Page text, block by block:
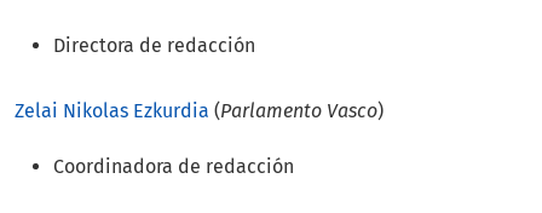
Directora de redacción
Zelai Nikolas Ezkurdia (Parlamento Vasco)
Coordinadora de redacción